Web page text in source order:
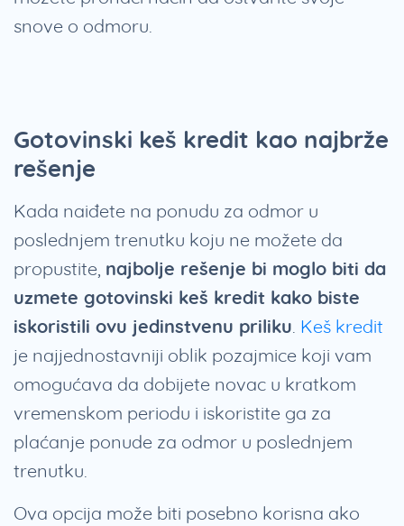
snove o odmoru.
Gotovinski keš kredit kao najbrže
rešenje
Kada naiđete na ponudu za odmor u
poslednjem trenutku koju ne možete da
propustite, najbolje rešenje bi moglo biti da
uzmete gotovinski keš kredit kako biste
iskoristili ovu jedinstvenu priliku. Keš kredit
je najjednostavniji oblik pozajmice koji vam
omogućava da dobijete novac u kratkom
vremenskom periodu i iskoristite ga za
plaćanje ponude za odmor u poslednjem
trenutku.
Ova opcija može biti posebno korisna ako